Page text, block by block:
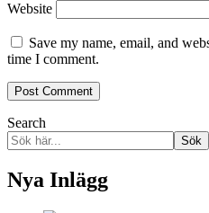
Website
Save my name, email, and
time I comment.
Search
Sök
Nya Inlägg